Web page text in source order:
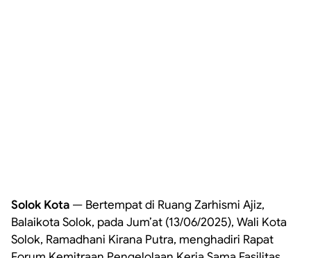
Solok Kota — Bertempat di Ruang Zarhismi Ajiz,
Balaikota Solok, pada Jum’at (13/06/2025), Wali Kota
Solok, Ramadhani Kirana Putra, menghadiri Rapat